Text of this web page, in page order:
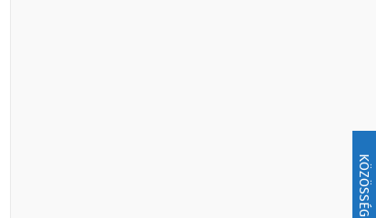
KÖZÖSSÉG